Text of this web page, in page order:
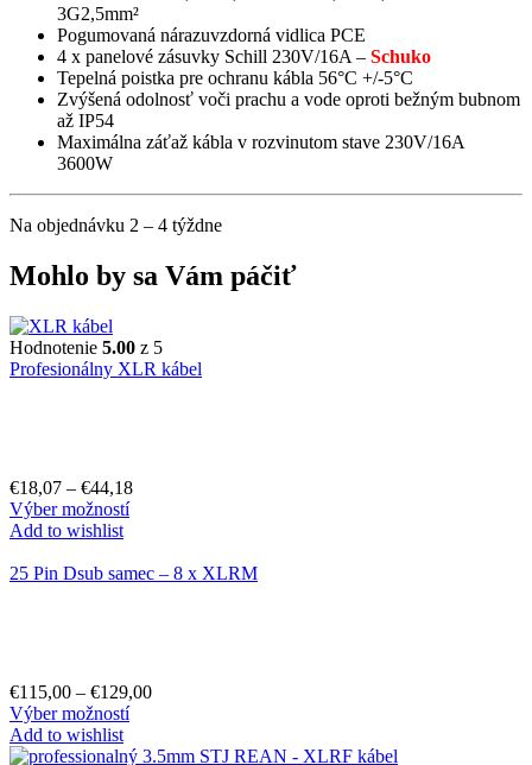
3G2,5mm²
Pogumovaná nárazuvzdorná vidlica PCE
4 x panelové zásuvky Schill 230V/16A – Schuko
Tepelná poistka pre ochranu kábla 56°C +/-5°C
Zvýšená odolnosť voči prachu a vode oproti bežným bubnom
až IP54
Maximálna záťaž kábla v rozvinutom stave 230V/16A
3600W
Na objednávku 2 – 4 týždne
Mohlo by sa Vám páčiť
Hodnotenie 5.00 z 5
Profesionálny XLR kábel
€18,07 – €44,18
Výber možností
Add to wishlist
25 Pin Dsub samec – 8 x XLRM
€115,00 – €129,00
Výber možností
Add to wishlist